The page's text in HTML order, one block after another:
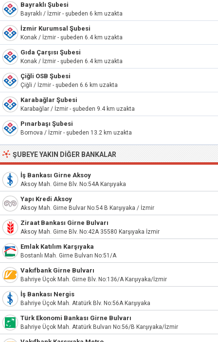
Bayraklı Şubesi
Bayraklı / İzmir - şubeden 6 km uzakta
İzmir Kurumsal Şubesi
Konak / İzmir - şubeden 6.4 km uzakta
Gıda Çarşısı Şubesi
Konak / İzmir - şubeden 6.4 km uzakta
Çiğli OSB Şubesi
Çiğli / İzmir - şubeden 6.6 km uzakta
Karabağlar Şubesi
Karabağlar / İzmir - şubeden 9.4 km uzakta
Pınarbaşı Şubesi
Bornova / İzmir - şubeden 13.2 km uzakta
ŞUBEYE YAKIN DIĞER BANKALAR
İş Bankası Girne Aksoy
Aksoy Mah. Girne Blv. No:54A Karşıyaka
Yapı Kredi Aksoy
Aksoy Mah. Girne Bulvar No:54 B Karşıyaka / İzmir
Ziraat Bankası Girne Bulvarı
Aksoy Mah. Girne Blv. No:42A 35580 Karşıyaka İzmir
Emlak Katılım Karşıyaka
Bostanlı Mah. Girne Bulvarı No:51/A
Vakıfbank Girne Bulvarı
Bahriye Üçok Mah. Girne Blv. No:136/A Karşıyaka/İzmir
İş Bankası Nergis
Bahriye Üçok Mah. Atatürk Blv. No:56A Karşıyaka
Türk Ekonomi Bankası Girne Bulvarı
Bahriye Üçok Mah. Atatürk Bulvarı No:56/B Karşıyaka/İzmir